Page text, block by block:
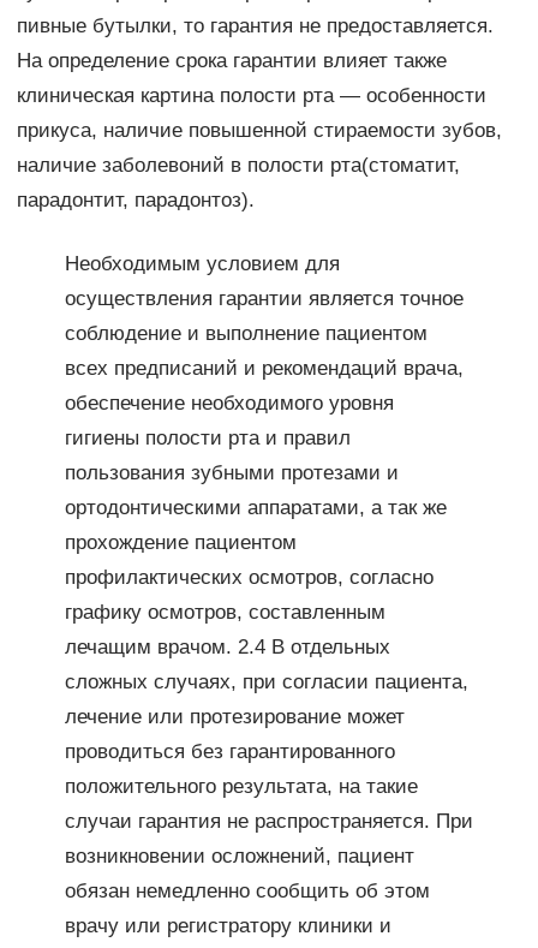
пивные бутылки, то гарантия не предоставляется.
На определение срока гарантии влияет также
клиническая картина полости рта — особенности
прикуса, наличие повышенной стираемости зубов,
наличие заболевоний в полости рта(стоматит,
парадонтит, парадонтоз).
Необходимым условием для
осуществления гарантии является точное
соблюдение и выполнение пациентом
всех предписаний и рекомендаций врача,
обеспечение необходимого уровня
гигиены полости рта и правил
пользования зубными протезами и
ортодонтическими аппаратами, а так же
прохождение пациентом
профилактических осмотров, согласно
графику осмотров, составленным
лечащим врачом. 2.4 В отдельных
сложных случаях, при согласии пациента,
лечение или протезирование может
проводиться без гарантированного
положительного результата, на такие
случаи гарантия не распространяется. При
возникновении осложнений, пациент
обязан немедленно сообщить об этом
врачу или регистратору клиники и